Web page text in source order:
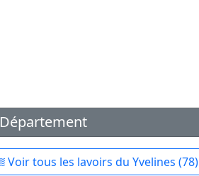
Département
Voir tous les lavoirs du Yvelines (78)